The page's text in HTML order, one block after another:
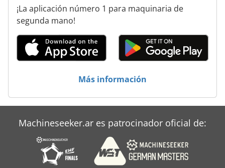
Máquinas De Herramientas
Sistema De Alimentacion
Tecnología De Alimentación
Unidad De Alimentación
¡La aplicación número 1 para maquinaria de
segunda mano!
Más información
Machineseeker.ar es patrocinador oficial de: